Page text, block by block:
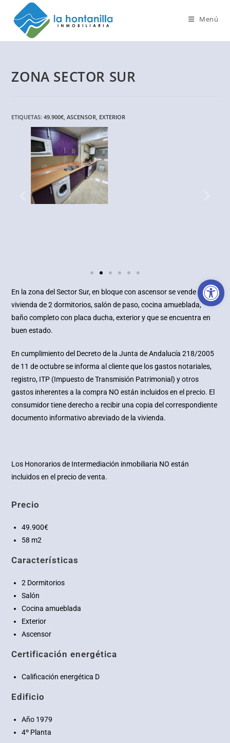
Menú
ZONA SECTOR SUR
ETIQUETAS:49.900€, ASCENSOR, EXTERIOR
En la zona del Sector Sur, en bloque con ascensor se vende esta
vivienda de 2 dormitorios, salón de paso, cocina amueblada,
baño completo con placa ducha, exterior y que se encuentra en
buen estado.
En cumplimiento del Decreto de la Junta de Andalucía 218/2005
de 11 de octubre se informa al cliente que los gastos notariales,
registro, ITP (Impuesto de Transmisión Patrimonial) y otros
gastos inherentes a la compra NO están incluidos en el precio. El
consumidor tiene derecho a recibir una copia del correspondiente
documento informativo abreviado de la vivienda.
Los Honorarios de Intermediación inmobiliaria NO están
incluidos en el precio de venta.
Precio
49.900€
58 m2
Características
2 Dormitorios
Salón
Cocina amueblada
Exterior
Ascensor
Certificación energética
Calificación energética D
Edificio
Año 1979
4º Planta